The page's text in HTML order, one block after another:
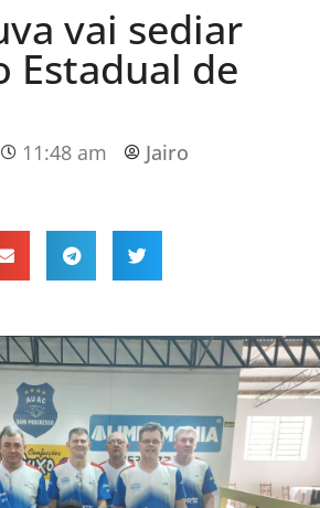
vai sediar
Estadual de
11:48 am Jairo